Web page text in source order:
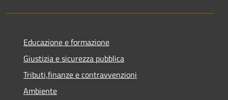
Educazione e formazione
Giustizia e sicurezza pubblica
Tributi,finanze e contravvenzioni
Ambiente